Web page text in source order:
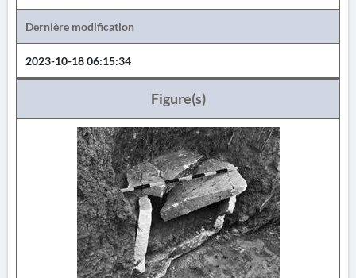
Dernière modification
2023-10-18 06:15:34
Figure(s)